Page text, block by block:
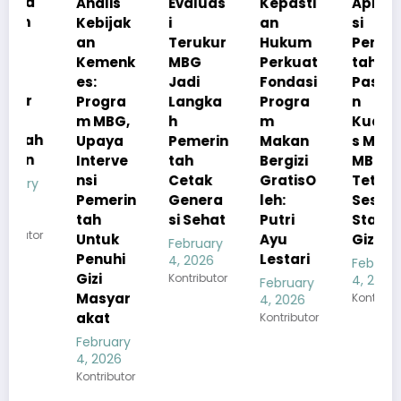
Kebijak
Kemenk
Progra
m MBG,
Upaya
Interve
nsi
Pemerin
Untuk
Penuhi
Masyar
February
4, 2026
Kontributor
i
Terukur
MBG
Langka
h
Pemerin
tah
Genera
si Sehat
February
4, 2026
Kontributor
Hukum
Perkuat
Fondasi
Progra
Makan
Bergizi
GratisO
leh:
Putri
Ayu
Lestari
February
4, 2026
Kontributor
Pemerin
tah
Pastika
n
Kualita
s Menu
Tetap
Sesuai
Standar
February
4, 2026
Kontributor